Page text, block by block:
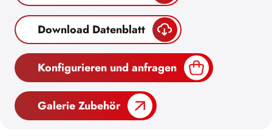
Download Datenblatt
Konfigurieren und anfragen
Galerie Zubehör